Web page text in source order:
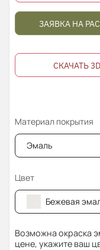
ЗАЯВКА НА
СКАЧАТЬ 3D
Материал покрытия
Эмаль
Цвет
Бежевая
Возможна окраска
цене, укажите ваш